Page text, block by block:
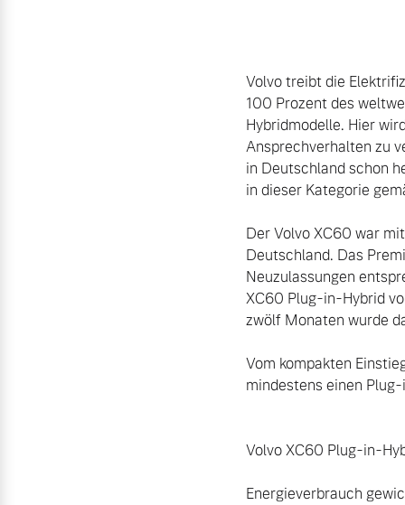
Volvo treibt die
100 Prozent des
Hybridmodelle. Hier
Ansprechverhalten zu
in Deutschland schon
in dieser Kategorie
Der Volvo XC60 war
Deutschland. Das
Neuzulassungen
XC60 Plug-in-Hybrid
zwölf Monaten wurde
Vom kompakten
mindestens einen
Volvo XC60 Plug-in-
Energieverbrauch